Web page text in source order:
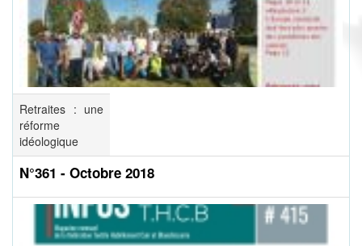
Retraites : une
réforme
idéologique
N°361 - Octobre 2018